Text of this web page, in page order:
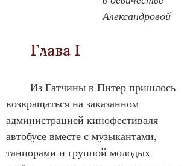
Александровой
	Глава I
возвращаться на заказанном
администрацией кинофестиваля
автобусе вместе с музыкантами,
танцорами и группой молодых